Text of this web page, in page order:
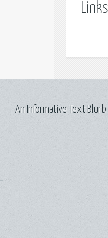
Links
An Informative Text Blurb